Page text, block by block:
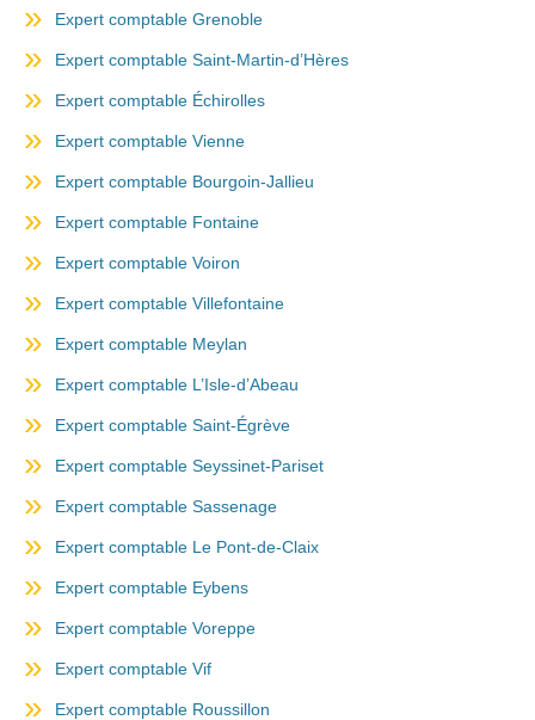
Expert comptable Grenoble
Expert comptable Saint-Martin-d’Hères
Expert comptable Échirolles
Expert comptable Vienne
Expert comptable Bourgoin-Jallieu
Expert comptable Fontaine
Expert comptable Voiron
Expert comptable Villefontaine
Expert comptable Meylan
Expert comptable L’Isle-d’Abeau
Expert comptable Saint-Égrève
Expert comptable Seyssinet-Pariset
Expert comptable Sassenage
Expert comptable Le Pont-de-Claix
Expert comptable Eybens
Expert comptable Voreppe
Expert comptable Vif
Expert comptable Roussillon